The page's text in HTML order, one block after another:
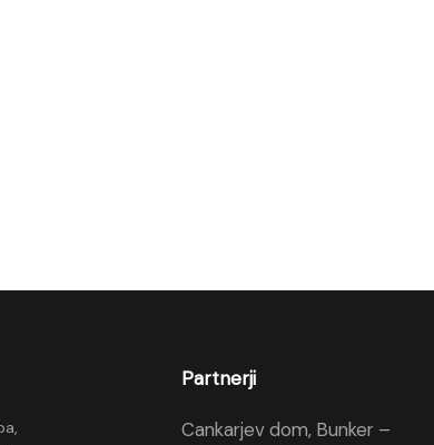
Partnerji
Cankarjev dom, Bunker –